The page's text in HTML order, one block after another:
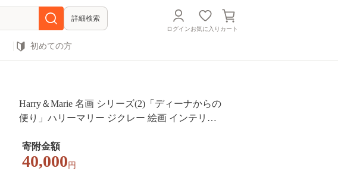
詳細検索
ログインお気に入り カート
初めての方
Harry＆Marie 名画 シリーズ(2)「ディーナからの
便り」ハリーマリー ジクレー 絵画 インテリア
寄附金額
40,000 円